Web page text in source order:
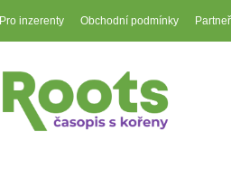
Pro inzerenty Obchodní podmínky